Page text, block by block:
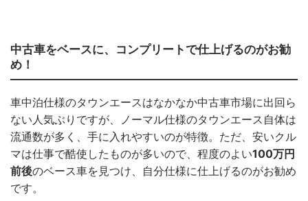
中古車をベースに、コンプリートで仕上げるのがお勧
め！
車中泊仕様のタウンエースはなかなか中古車市場に出回ら
ない人気ぶりですが、ノーマル仕様のタウンエース自体は
流通数が多く、手に入れやすいのが特徴。ただ、安いクル
マは仕事で酷使したものが多いので、程度のよい100万円
前後のベース車を見つけ、自分仕様に仕上げるのがお勧め
です。